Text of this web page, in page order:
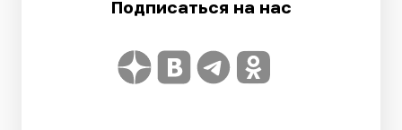
Подписаться на нас